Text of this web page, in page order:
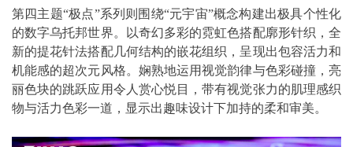
第四主题“极点”系列则围绕“元宇宙”概念构建出极具个性化
的数字乌托邦世界。以奇幻多彩的霓虹色搭配廓形针织，全
新的提花针法搭配几何结构的嵌花组织，呈现出包容活力和
机能感的超次元风格。娴熟地运用视觉韵律与色彩碰撞，亮
丽色块的跳跃应用令人赏心悦目，带有视觉张力的肌理感织
物与活力色彩一道，显示出趣味设计下加持的柔和审美。